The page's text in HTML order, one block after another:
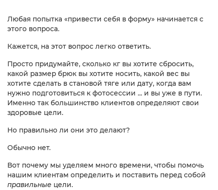
Любая попытка «привести себя в форму» начинается с
этого вопроса.
Кажется, на этот вопрос легко ответить.
Просто придумайте, сколько кг вы хотите сбросить,
какой размер брюк вы хотите носить, какой вес вы
хотите сделать в становой тяге или дату, когда вам
нужно подготовиться к фотосессии ... и вы уже в пути.
Именно так большинство клиентов определяют свои
здоровые цели.
Но правильно ли они это делают?
Обычно нет.
Вот почему мы уделяем много времени, чтобы помочь
нашим клиентам определить и поставить перед собой
правильные цели.